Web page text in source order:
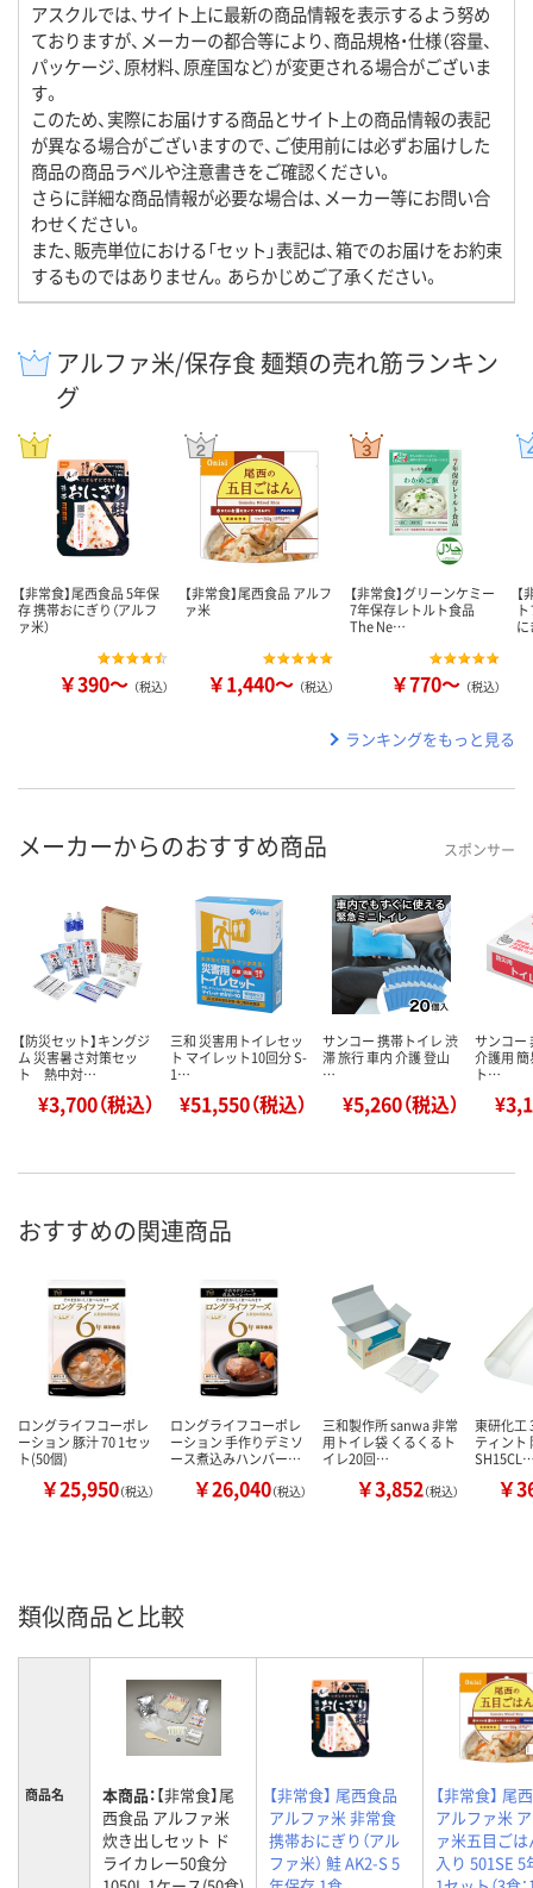
アスクルでは、サイト上に最新の商品情報を表示するよう努め
ておりますが、メーカーの都合等により、商品規格・仕様（容量、
パッケージ、原材料、原産国など）が変更される場合がございま
す。
このため、実際にお届けする商品とサイト上の商品情報の表記
が異なる場合がございますので、ご使用前には必ずお届けした
商品の商品ラベルや注意書きをご確認ください。
さらに詳細な商品情報が必要な場合は、メーカー等にお問い合
わせください。
また、販売単位における「セット」表記は、箱でのお届けをお約束
するものではありません。あらかじめご了承ください。
アルファ米/保存食 麺類の売れ筋ランキン
グ
【非常食】尾西食品 5年保
存 携帯おにぎり（アルフ
ァ米）
￥390～ （税込）
【非常食】尾西食品 アルフ
ァ米
￥1,440～ （税込）
【非常食】グリーンケミー
7年保存レトルト食品
The Ne…
￥770～ （税込）
ランキングをもっと見る
メーカーからのおすすめ商品 スポンサー
【防災セット】キングジ
ム 災害暑さ対策セッ
ト 熱中対…
¥3,700（税込）
三和 災害用トイレセッ
ト マイレット10回分 S-
1…
¥51,550（税込）
サンコー 携帯トイレ 渋
滞 旅行 車内 介護 登山
…
¥5,260（税込）
サンコー
介護用
ト…
おすすめの関連商品
ロングライフコーポレ
ーション 豚汁 70 1セッ
ト(50個)
￥25,950（税込）
ロングライフコーポレ
ーション 手作りデミソ
ース煮込みハンバー…
￥26,040（税込）
三和製作所 sanwa 非常
用トイレ袋 くるくるト
イレ20回…
￥3,852（税込）
東研化工
ティント
￥
類似商品と比較
商品名 本商品：【非常食】尾
西食品 アルファ米
炊き出しセット ド
ライカレー50食分
【非常食】 尾西食品
アルファ米 非常食
携帯おにぎり（アル
ファ米） 鮭 AK2-S 5
【非常食】 尾
アルファ米
ァ米五目ご
入り 501SE 5